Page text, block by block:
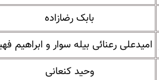
بابک رضازاده
امیدعلی رعنائی بیله سوار و ابراهیم
وحید کنعانی